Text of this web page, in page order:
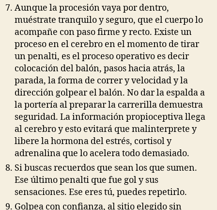
Aunque la procesión vaya por dentro,
muéstrate tranquilo y seguro, que el cuerpo lo
acompañe con paso firme y recto. Existe un
proceso en el cerebro en el momento de tirar
un penalti, es el proceso operativo es decir
colocación del balón, pasos hacia atrás, la
parada, la forma de correr y velocidad y la
dirección golpear el balón. No dar la espalda a
la portería al preparar la carrerilla demuestra
seguridad. La información propioceptiva llega
al cerebro y esto evitará que malinterprete y
libere la hormona del estrés, cortisol y
adrenalina que lo acelera todo demasiado.
Si buscas recuerdos que sean los que sumen.
Ese último penalti que fue gol y sus
sensaciones. Ese eres tú, puedes repetirlo.
Golpea con confianza, al sitio elegido sin